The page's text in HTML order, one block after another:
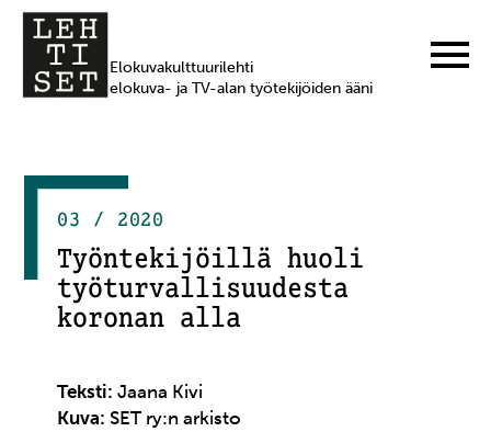
Elokuvakulttuurilehti
elokuva- ja TV-alan työtekijöiden ääni
03 / 2020
Työntekijöillä huoli
työturvallisuudesta
koronan alla
Teksti:Jaana Kivi
Kuva: SET ry:n arkisto